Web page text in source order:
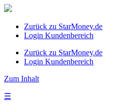
Zurück zu StarMoney.de
Login Kundenbereich
Zurück zu StarMoney.de
Login Kundenbereich
Zum Inhalt
☰